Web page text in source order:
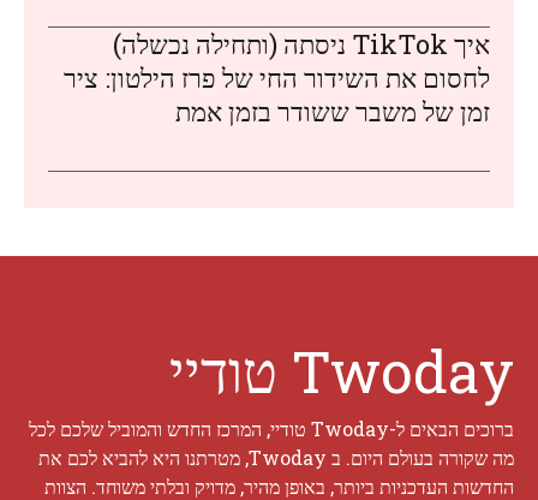
איך TikTok ניסתה (ותחילה נכשלה)
לחסום את השידור החי של פרז הילטון: ציר
זמן של משבר ששודר בזמן אמת
Twoday טודיי
ברוכים הבאים ל-Twoday טודיי, המרכז החדש והמוביל שלכם לכל
מה שקורה בעולם היום. ב Twoday, מטרתנו היא להביא לכם את
החדשות העדכניות ביותר, באופן מהיר, מדויק ובלתי משוחד. הצוות